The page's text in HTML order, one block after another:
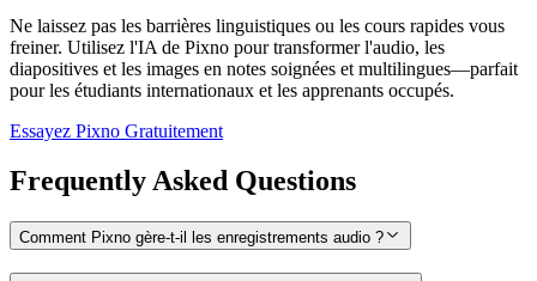
Ne laissez pas les barrières linguistiques ou les cours rapides vous
freiner. Utilisez l'IA de Pixno pour transformer l'audio, les
diapositives et les images en notes soignées et multilingues—parfait
pour les étudiants internationaux et les apprenants occupés.
Essayez Pixno Gratuitement
Frequently Asked Questions
Comment Pixno gère-t-il les enregistrements audio ?